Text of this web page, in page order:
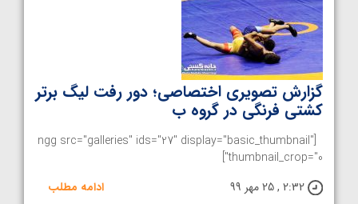
گزارش تصویری اختصاصی؛ دور رفت لیگ برتر
کشتی فرنگی در گروه ب
[ngg src="galleries" ids="27" display="basic_thumbnail"
thumbnail_crop="0"]
2:32 , 25 مهر 99
ادامه مطلب